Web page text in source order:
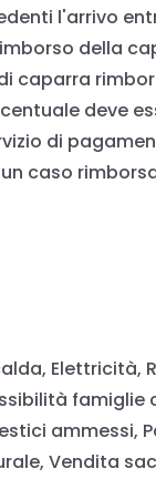
l'arrivo
della
caparra
deve
di
caso
Elettricità,
famiglie
ammessi,
Vendita